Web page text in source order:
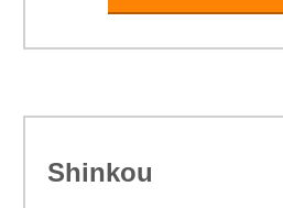
Shinkou